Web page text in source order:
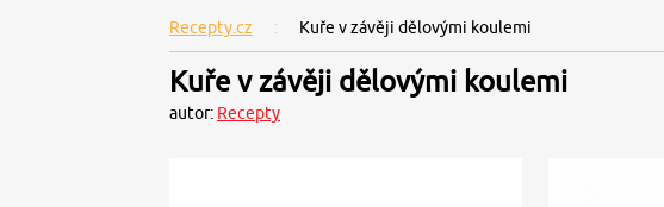
Recepty.cz Kuře v závěji dělovými koulemi
Kuře v závěji dělovými koulemi
autor: Recepty